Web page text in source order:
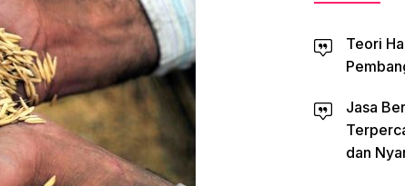
Teori
Jasa
dan